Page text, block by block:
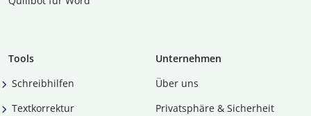
Tools
Schreibhilfen
Textkorrektur
Unternehmen
Über uns
Privatsphäre & Sicherheit